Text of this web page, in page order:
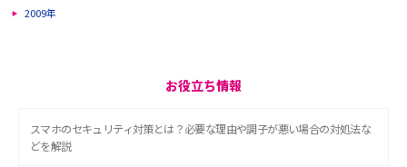
2009年
お役立ち情報
スマホのセキュリティ対策とは？必要な理由や調子が悪い場合の対処法な
どを解説